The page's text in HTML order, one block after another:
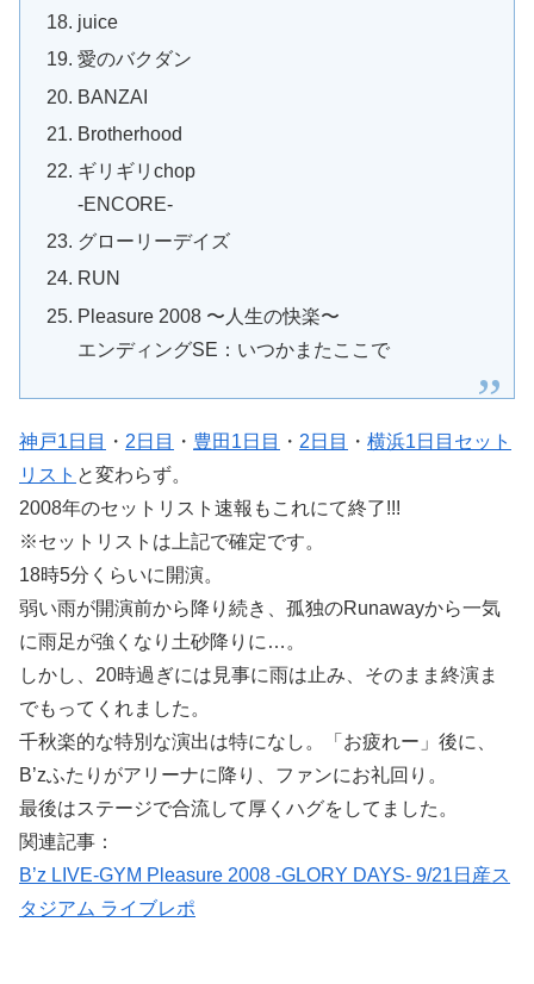
juice
愛のバクダン
BANZAI
Brotherhood
ギリギリchop
-ENCORE-
グローリーデイズ
RUN
Pleasure 2008 〜人生の快楽〜
エンディングSE：いつかまたここで
神戸1日目 ・ 2日目 ・ 豊田1日目 ・ 2日目 ・ 横浜1日目セット
リスト と変わらず。
2008年のセットリスト速報もこれにて終了!!!
※セットリストは上記で確定です。
18時5分くらいに開演。
弱い雨が開演前から降り続き、孤独のRunawayから一気
に雨足が強くなり土砂降りに…。
しかし、20時過ぎには見事に雨は止み、そのまま終演ま
でもってくれました。
千秋楽的な特別な演出は特になし。「お疲れー」後に、
B’zふたりがアリーナに降り、ファンにお礼回り。
最後はステージで合流して厚くハグをしてました。
関連記事：
B’z LIVE-GYM Pleasure 2008 -GLORY DAYS- 9/21日産ス
タジアム ライブレポ